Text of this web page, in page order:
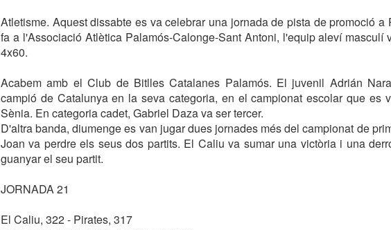
Atletisme. Aquest dissabte es va celebrar una jornada de pista de promoció a
fa a l'Associació Atlètica Palamós-Calonge-Sant Antoni, l'equip aleví masculí
4x60.
Acabem amb el Club de Bitlles Catalanes Palamós. El juvenil Adrián
campió de Catalunya en la seva categoria, en el campionat escolar que es
Sènia. En categoria cadet, Gabriel Daza va ser tercer.
D'altra banda, diumenge es van jugar dues jornades més del campionat de
Joan va perdre els seus dos partits. El Caliu va sumar una victòria i una
guanyar el seu partit.
JORNADA 21
El Caliu, 322 - Pirates, 317